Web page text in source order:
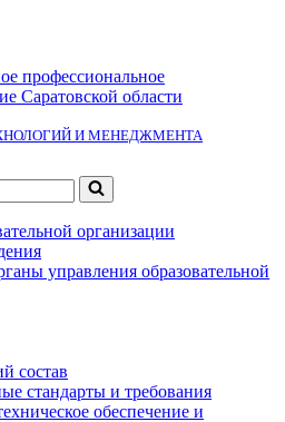
профессиональное
Саратовской области
И МЕНЕДЖМЕНТА
организации
управления образовательной
состав
стандарты и требования
обеспечение и